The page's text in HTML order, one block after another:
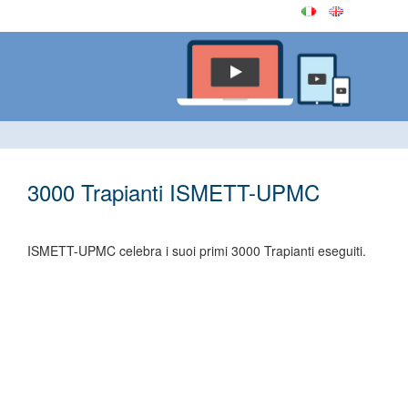
3000 Trapianti ISMETT-UPMC
ISMETT-UPMC celebra i suoi primi 3000 Trapianti eseguiti.